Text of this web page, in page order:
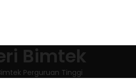
Bimtek
Perguruan Tinggi